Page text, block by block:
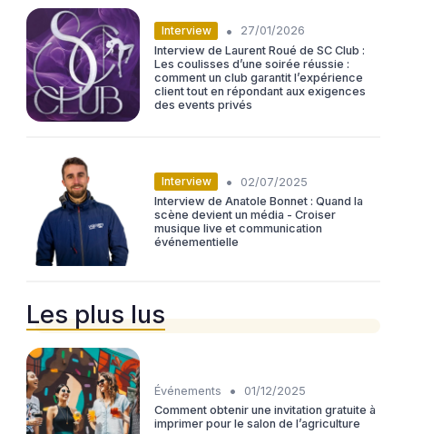
Interview •
27/01/2026
Interview de Laurent Roué de SC Club :
Les coulisses d’une soirée réussie :
comment un club garantit l’expérience
client tout en répondant aux exigences
des events privés
Interview •
02/07/2025
Interview de Anatole Bonnet : Quand la
scène devient un média - Croiser
musique live et communication
événementielle
Les plus lus
Événements •
01/12/2025
Comment obtenir une invitation gratuite à
imprimer pour le salon de l’agriculture